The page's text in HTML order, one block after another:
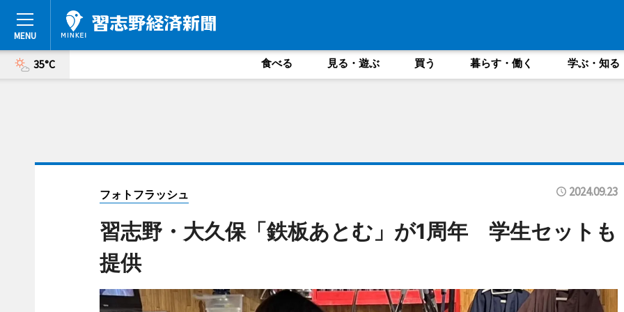
35°C 食べる 見る・遊ぶ 買う 暮らす・働く 学ぶ・知る
フォトフラッシュ 2024.09.23
習志野・大久保「鉄板あとむ」が1周年 学生セットも
提供